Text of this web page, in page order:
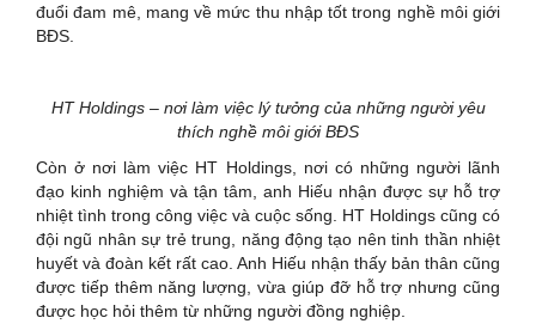
đuổi đam mê, mang về mức thu nhập tốt trong nghề môi giới
BĐS.
HT Holdings – nơi làm việc lý tưởng của những người yêu
thích nghề môi giới BĐS
Còn ở nơi làm việc HT Holdings, nơi có những người lãnh
đạo kinh nghiệm và tận tâm, anh Hiếu nhận được sự hỗ trợ
nhiệt tình trong công việc và cuộc sống. HT Holdings cũng có
đội ngũ nhân sự trẻ trung, năng động tạo nên tinh thần nhiệt
huyết và đoàn kết rất cao. Anh Hiếu nhận thấy bản thân cũng
được tiếp thêm năng lượng, vừa giúp đỡ hỗ trợ nhưng cũng
được học hỏi thêm từ những người đồng nghiệp.